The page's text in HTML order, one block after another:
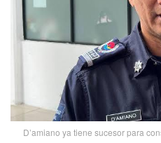
D’amiano ya tiene sucesor para